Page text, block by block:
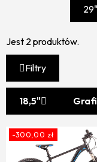
29"
Jest 2 produktów.
Filtry
18,5"
-300,00 zł